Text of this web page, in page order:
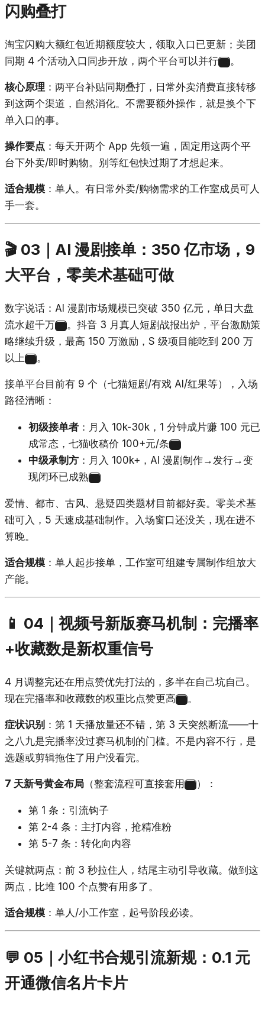
闪购叠打
淘宝闪购大额红包近期额度较大，领取入口已更新；美团
同期 4 个活动入口同步开放，两个平台可以并行
。
核心原理 ：两平台补贴同期叠打，日常外卖消费直接转移
到这两个渠道，自然消化。不需要额外操作，就是换个下
单入口的事。
操作要点 ：每天开两个 App 先领一遍，固定用这两个平
台下外卖/即时购物。别等红包快过期了才想起来。
适合规模 ：单人。有日常外卖/购物需求的工作室成员可人
手一套。
🎬 03｜AI 漫剧接单：350 亿市场，9
大平台，零美术基础可做
数字说话：AI 漫剧市场规模已突破 350 亿元，单日大盘
流水超千万
。抖音 3 月真人短剧战报出炉，平台激励策
略继续升级，最高 150 万激励，S 级项目能吃到 200 万
以上
。
接单平台目前有 9 个（七猫短剧/有戏 AI/红果等），入场
路径清晰：
初级接单者 ：月入 10k-30k，1 分钟成片赚 100 元已
成常态，七猫收稿价 100+元/条
中级承制方 ：月入 100k+，AI 漫剧制作→发行→变
现闭环已成熟
爱情、都市、古风、悬疑四类题材目前都好卖。零美术基
础可入，5 天速成基础制作。入场窗口还没关，现在进不
算晚。
适合规模 ：单人起步接单，工作室可组建专属制作组放大
产能。
📱 04｜视频号新版赛马机制：完播率
+收藏数是新权重信号
4 月调整完还在用点赞优先打法的，多半在自己坑自己。
现在完播率和收藏数的权重比点赞更高
。
症状识别 ：第 1 天播放量还不错，第 3 天突然断流——十
之八九是完播率没过赛马机制的门槛。不是内容不行，是
选题或剪辑拖住了用户没看完。
7 天新号黄金布局 （整套流程可直接套用 ）：
第 1 条：引流钩子
第 2-4 条：主打内容，抢精准粉
第 5-7 条：转化向内容
关键就两点：前 3 秒拉住人，结尾主动引导收藏。做到这
两点，比堆 100 个点赞有用多了。
适合规模 ：单人/小工作室，起号阶段必读。
💬 05｜小红书合规引流新规：0.1 元
开通微信名片卡片